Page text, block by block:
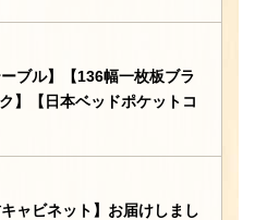
ブル】【136幅一枚板ブラ
】【日本ベッドポケットコ
ャビネット】お届けしまし